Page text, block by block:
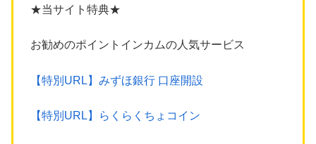
★当サイト特典★
お勧めのポイントインカムの人気サービス
【特別URL】みずほ銀行 口座開設
【特別URL】らくらくちょコイン